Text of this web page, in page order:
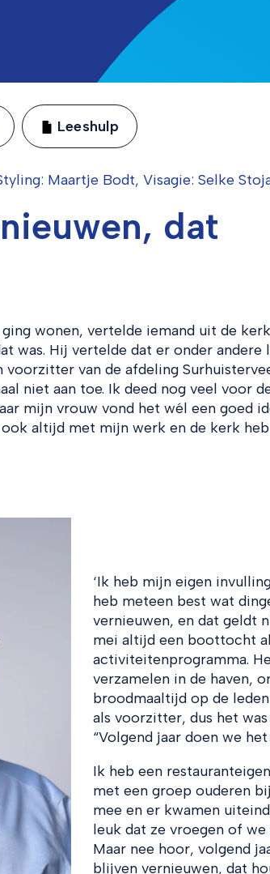
Leeshulp
Maartje Bodt, Visagie: Selke
dat
wonen, vertelde iemand uit de
was. Hij vertelde dat er onder andere
voorzitter van de afdeling
niet aan toe. Ik deed nog veel voor
mijn vrouw vond het wél een goed
altijd met mijn werk en de kerk heb
‘Ik heb mijn eigen
heb meteen best wat
vernieuwen, en dat geldt
mei altijd een boottocht
activiteitenprogramma.
verzamelen in de haven,
broodmaaltijd op de
als voorzitter, dus het
“Volgend jaar doen we het
Ik heb een
met een groep ouderen
mee en er kwamen
leuk dat ze vroegen of
Maar nee hoor, volgend
blijven vernieuwen, dat